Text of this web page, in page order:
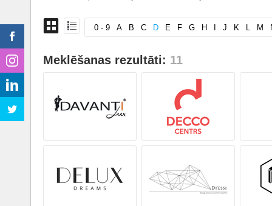
0 - 9 A B C D E F G H J K L M
Meklēšanas rezultāti: 11